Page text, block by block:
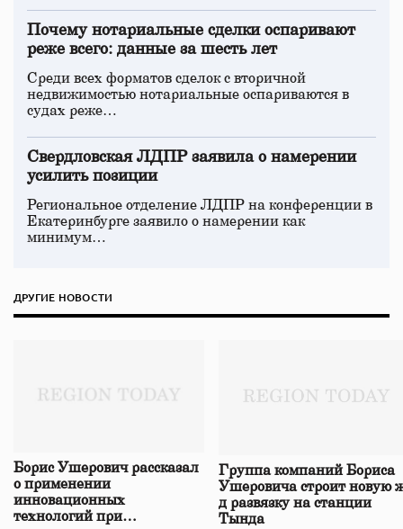
Почему нотариальные сделки оспаривают
реже всего: данные за шесть лет
Среди всех форматов сделок с вторичной
недвижимостью нотариальные оспариваются в
судах реже…
Свердловская ЛДПР заявила о намерении
усилить позиции
Региональное отделение ЛДПР на конференции в
Екатеринбурге заявило о намерении как
минимум…
ДРУГИЕ НОВОСТИ
Борис Ушерович рассказал
о применении
инновационных
технологий при
Группа компаний Бориса
Ушеровича строит новую
д развязку на станции
Тында